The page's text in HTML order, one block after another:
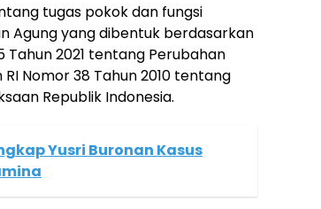
tugas pokok dan fungsi
Agung yang dibentuk berdasarkan
Tahun 2021 tentang Perubahan
Nomor 38 Tahun 2010 tentang
Republik Indonesia.
Yusri Buronan Kasus